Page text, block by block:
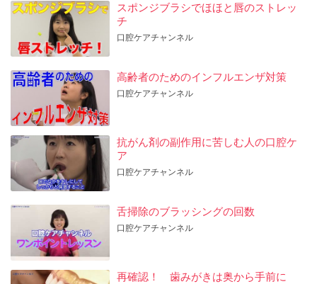
スポンジブラシでほほと唇のストレッ
チ
口腔ケアチャンネル
高齢者のためのインフルエンザ対策
口腔ケアチャンネル
抗がん剤の副作用に苦しむ人の口腔ケ
ア
口腔ケアチャンネル
舌掃除のブラッシングの回数
口腔ケアチャンネル
再確認！ 歯みがきは奥から手前に